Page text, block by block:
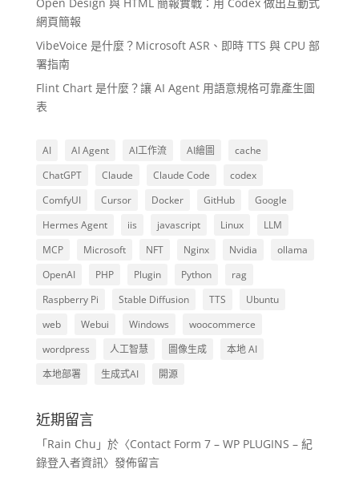
網頁簡報
VibeVoice 是什麼？Microsoft ASR、即時 TTS 與 CPU 部
署指南
Flint Chart 是什麼？讓 AI Agent 用語意規格可靠產生圖
表
AI AI Agent AI工作流 AI繪圖
cache
ChatGPT
Claude Claude Code
codex
ComfyUI
Cursor Docker GitHub
Google
Hermes Agent
iis javascript Linux
LLM
MCP
Microsoft NFT Nginx Nvidia
ollama
OpenAI
PHP Plugin Python
rag
Raspberry Pi
Stable Diffusion TTS
Ubuntu
web
Webui Windows
woocommerce
wordpress
人工智慧 圖像生成
本地 AI
本地部署
生成式AI 開源
近期留言
「Rain Chu 」於〈Contact Form 7 – WP PLUGINS – 紀
錄登入者資訊〉發佈留言